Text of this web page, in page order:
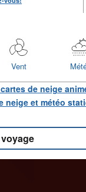
Vent
de neige
neige et météo